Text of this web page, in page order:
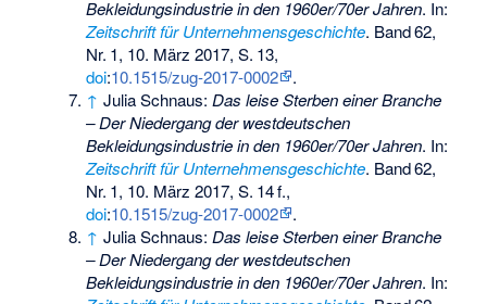
Bekleidungsindustrie in den 1960er/70er Jahren. In:
Zeitschrift für Unternehmensgeschichte. Band62,
Nr. 1, 10. März 2017,S. 13,
doi:10.1515/zug-2017-0002
.
↑ Julia Schnaus:Das leise Sterben einer Branche
– Der Niedergang der westdeutschen
Bekleidungsindustrie in den 1960er/70er Jahren. In:
Zeitschrift für Unternehmensgeschichte. Band62,
Nr. 1, 10. März 2017,S. 14f.,
doi:10.1515/zug-2017-0002
.
↑ Julia Schnaus:Das leise Sterben einer Branche
– Der Niedergang der westdeutschen
Bekleidungsindustrie in den 1960er/70er Jahren. In: